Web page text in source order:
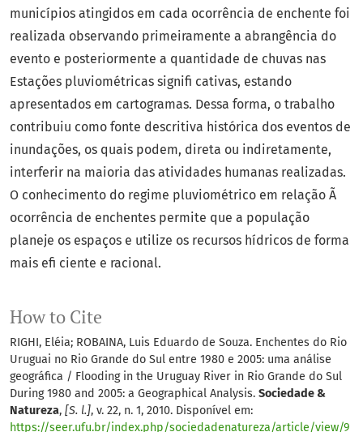
How to Cite
RIGHI, Eléia; ROBAINA, Luis Eduardo de Souza. Enchentes do Rio
Uruguai no Rio Grande do Sul entre 1980 e 2005: uma análise
geográfica / Flooding in the Uruguay River in Rio Grande do Sul
During 1980 and 2005: a Geographical Analysis. Sociedade &
Natureza, [S. l.], v. 22, n. 1, 2010. Disponível em:
https://seer.ufu.br/index.php/sociedadenatureza/article/view/9
municípios atingidos em cada ocorrência de enchente foi
realizada observando primeiramente a abrangência do
evento e posteriormente a quantidade de chuvas nas
Estações pluviométricas signifi cativas, estando
apresentados em cartogramas. Dessa forma, o trabalho
contribuiu como fonte descritiva histórica dos eventos de
inundações, os quais podem, direta ou indiretamente,
interferir na maioria das atividades humanas realizadas.
O conhecimento do regime pluviométrico em relação Ã
ocorrência de enchentes permite que a população
planeje os espaços e utilize os recursos hídricos de forma
mais efi ciente e racional.